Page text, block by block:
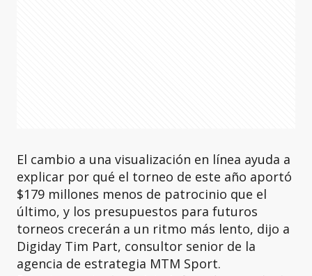
El cambio a una visualización en línea ayuda a
explicar por qué el torneo de este año aportó
$179 millones menos de patrocinio que el
último, y los presupuestos para futuros
torneos crecerán a un ritmo más lento, dijo a
Digiday Tim Part, consultor senior de la
agencia de estrategia MTM Sport.